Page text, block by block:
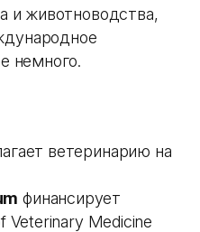
и животноводства,
немного.
ветеринарию на
финансирует
Veterinary Medicine